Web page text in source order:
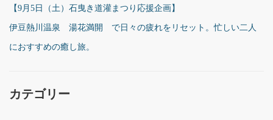
【9月5日（土）石曳き道灌まつり応援企画】
伊豆熱川温泉 湯花満開 で日々の疲れをリセット。忙しい二人
におすすめの癒し旅。
カテゴリー